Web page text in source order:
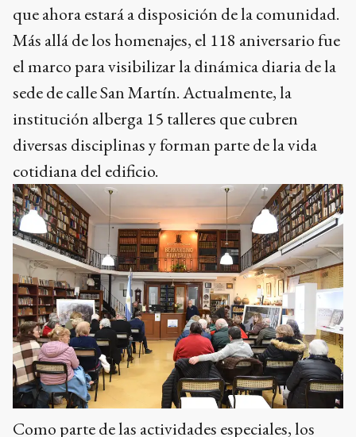
que ahora estará a disposición de la comunidad.
Más allá de los homenajes, el 118 aniversario fue
el marco para visibilizar la dinámica diaria de la
sede de calle San Martín. Actualmente, la
institución alberga 15 talleres que cubren
diversas disciplinas y forman parte de la vida
cotidiana del edificio.
Como parte de las actividades especiales, los